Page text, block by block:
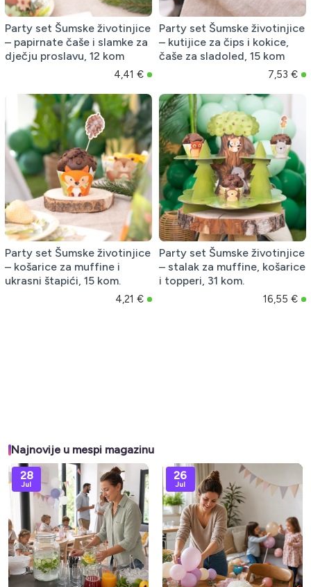
Party set Šumske životinjice
– papirnate čaše i slamke za
dječju proslavu, 12 kom
4,41 €
Party set Šumske životinjice
– kutijice za čips i kokice,
čaše za sladoled, 15 kom
7,53 €
Party set Šumske životinjice
– košarice za muffine i
ukrasni štapići, 15 kom.
4,21 €
Party set Šumske životinjice
– stalak za muffine, košarice
i topperi, 31 kom.
16,55 €
Najnovije u mespi magazinu
28
Jul
26
Jul